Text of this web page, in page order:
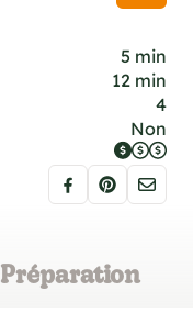
5 min
12 min
4
Non
Préparation